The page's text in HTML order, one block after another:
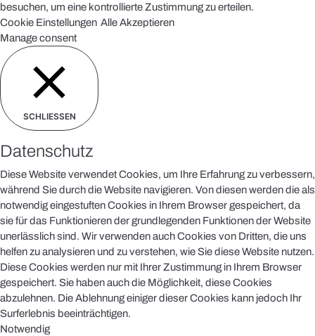
besuchen, um eine kontrollierte Zustimmung zu erteilen.
Cookie Einstellungen Alle Akzeptieren
Manage consent
SCHLIESSEN
Datenschutz
Diese Website verwendet Cookies, um Ihre Erfahrung zu verbessern,
während Sie durch die Website navigieren. Von diesen werden die als
notwendig eingestuften Cookies in Ihrem Browser gespeichert, da
sie für das Funktionieren der grundlegenden Funktionen der Website
unerlässlich sind. Wir verwenden auch Cookies von Dritten, die uns
helfen zu analysieren und zu verstehen, wie Sie diese Website nutzen.
Diese Cookies werden nur mit Ihrer Zustimmung in Ihrem Browser
gespeichert. Sie haben auch die Möglichkeit, diese Cookies
abzulehnen. Die Ablehnung einiger dieser Cookies kann jedoch Ihr
Surferlebnis beeinträchtigen.
Notwendig